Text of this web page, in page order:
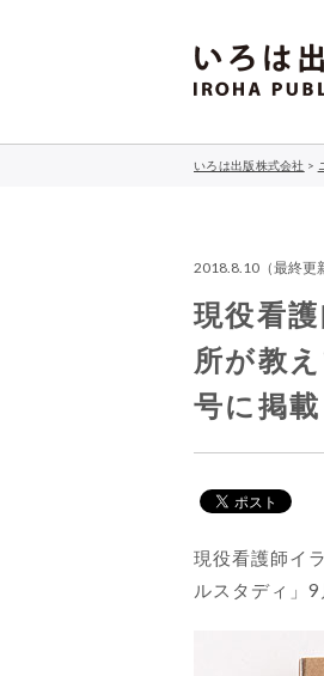
いろは出版株式会社 >
2018.8.10（最終
現役看
所が教
号に掲
現役看護師イ
ルスタディ」